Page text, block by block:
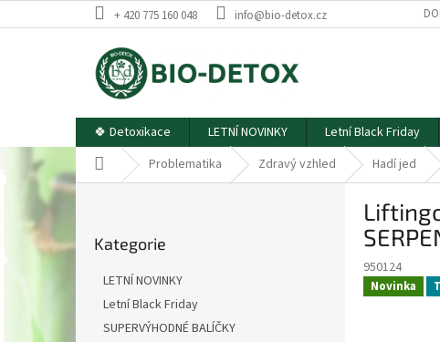
na
+ 420 775 160 048 info@bio-detox.cz
🍀 Detoxikace LETNÍ NOVINKY Letní Black Friday
Domů Problematika Zdravý vzhled Hadí jed
P
t
kategorie
Kategorie
LETNÍ NOVINKY
Letní Black Friday
SUPERVÝHODNÉ BALÍČKY
950124
Novinka